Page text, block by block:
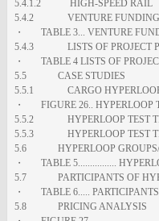
5.4.1.2 HIGH-SPEED RAIL
5.4.2 VENTURE FUNDING
・ TABLE 3... VENTURE
5.4.3 LISTS OF PROJECT
・ TABLE 4 LISTS OF
5.5 CASE STUDIES
5.5.1 CARGO HYPERLOOP
・ FIGURE 26.. HYPERLOOP
5.5.2 HYPERLOOP TEST
5.5.3 HYPERLOOP TEST
5.6 HYPERLOOP GROUPS/
・ TABLE 5................
5.7 PARTICIPANTS OF
・ TABLE 6.....
5.8 PRICING ANALYSIS